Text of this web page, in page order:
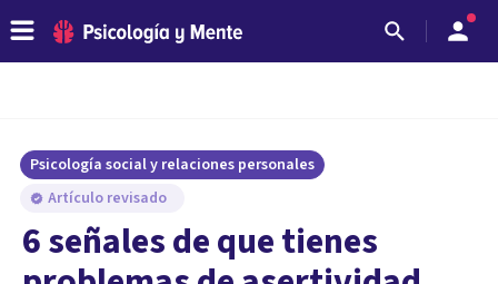
Psicología social y relaciones personales
Artículo revisado
6 señales de que tienes